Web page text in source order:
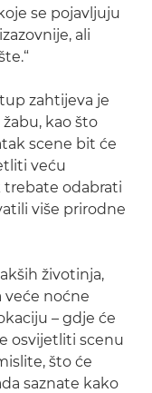
se pojavljuju
ali
zahtijeva je
kao što
scene bit će
veću
trebate odabrati
više prirodne
životinja,
veće noćne
– gdje će
osvijetliti scenu
što će
saznate kako